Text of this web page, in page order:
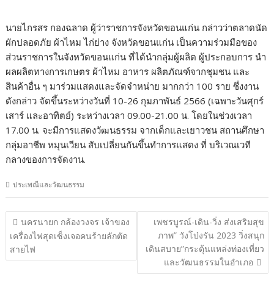
นายไกรสร กองฉลาด ผู้ว่าราชการจังหวัดขอนแก่น กล่าวว่าตลาดนัด
ผักปลอดภัย ผ้าไหม ไก่ย่าง จังหวัดขอนแก่น เป็นความร่วมมือของ
ส่วนราชการในจังหวัดขอนแก่น ที่ได้นำกลุ่มผู้ผลิต ผู้ประกอบการ นำ
ผลผลิตทางการเกษตร ผ้าไหม อาหาร ผลิตภัณฑ์จากชุมชน และ
สินค้าอื่น ๆ มาร่วมแสดงและจัดจำหน่าย มากกว่า 100 ราย ซึ่งงาน
ดังกล่าว จัดขึ้นระหว่างวันที่ 10-26 กุมภาพันธ์ 2566 (เฉพาะวันศุกร์
เสาร์ และอาทิตย์) ระหว่างเวลา 09.00-21.00 น. โดยในช่วงเวลา
17.00 น. จะมีการแสดงวัฒนธรรม จากเด็กและเยาวชน สถานศึกษา
กลุ่มอาชีพ หมุนเวียน สับเปลี่ยนกันขึ้นทำการแสดง ที่ บริเวณเวที
กลางของการจัดงาน.
ประเพณีและวัฒนธรรม
แนะแนว
เรื่อง
นครนายก กล้องวงจร เจ้าของ
เครื่องไฟสุดเซ็งเจอคนร้ายลักตัด
สายไฟ
เพชรบูรณ์-เดิน-วิ่ง ส่งเสริมสุข
ภาพ” วังโป่งรัน 2023 วิ่งสนุก
เดินสบาย”กระตุ้นแหล่งท่องเที่ยว
และวัฒนธรรมในอำเภอ